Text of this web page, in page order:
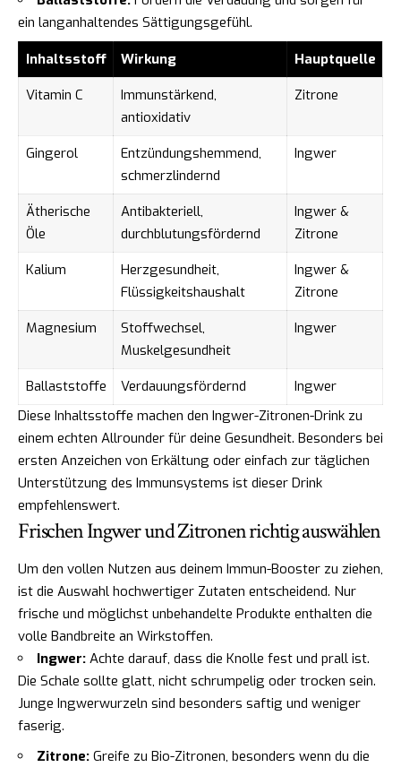
ein langanhaltendes Sättigungsgefühl.
Inhaltsstoff Wirkung
Hauptquelle
Vitamin C
Immunstärkend,
antioxidativ
Zitrone
Gingerol
Entzündungshemmend,
schmerzlindernd
Ingwer
Ätherische
Öle
Antibakteriell,
durchblutungsfördernd
Ingwer &
Zitrone
Kalium
Herzgesundheit,
Flüssigkeitshaushalt
Ingwer &
Zitrone
Magnesium
Stoffwechsel,
Muskelgesundheit
Ingwer
Ballaststoffe Verdauungsfördernd
Ingwer
Diese Inhaltsstoffe machen den Ingwer-Zitronen-Drink zu
einem echten Allrounder für deine Gesundheit. Besonders bei
ersten Anzeichen von Erkältung oder einfach zur täglichen
Unterstützung des Immunsystems ist dieser Drink
empfehlenswert.
Frischen Ingwer und Zitronen richtig auswählen
Um den vollen Nutzen aus deinem Immun-Booster zu ziehen,
ist die Auswahl hochwertiger Zutaten entscheidend. Nur
frische und möglichst unbehandelte Produkte enthalten die
volle Bandbreite an Wirkstoffen.
Ingwer: Achte darauf, dass die Knolle fest und prall ist.
Die Schale sollte glatt, nicht schrumpelig oder trocken sein.
Junge Ingwerwurzeln sind besonders saftig und weniger
faserig.
Zitrone: Greife zu Bio-Zitronen, besonders wenn du die